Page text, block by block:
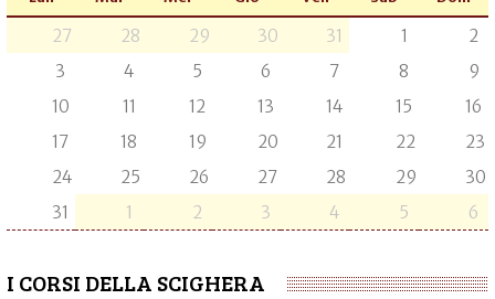
27 28 29 30 31 1
2
3
4 5 6 7 8
9
10
11 12 13 14 15
16
17
18 19 20 21 22
23
24
25 26 27 28 29
30
31
1 2 3 4 5 6
I CORSI DELLA SCIGHERA